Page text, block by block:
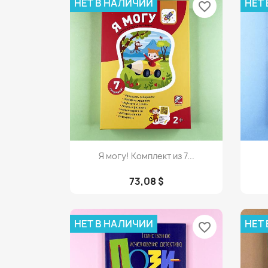
 Просмотр
Я могу! Комплект из 7...
73,08 $
НЕТ В НАЛИЧИИ favorite_border НЕТ
НЕТ В НАЛИЧИИ favorite_border НЕТ